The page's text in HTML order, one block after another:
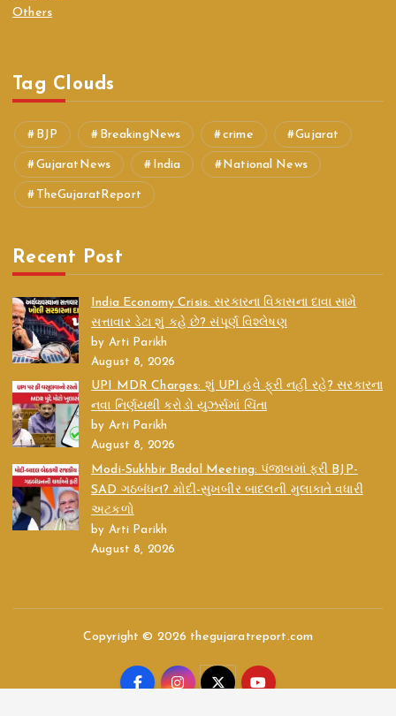
Others
Tag Clouds
BJP BreakingNews crime Gujarat
GujaratNews India National News
TheGujaratReport
Recent Post
India Economy Crisis: સરકારના વિકાસના દાવા સામે
સત્તાવાર ડેટા શું કહે છે? સંપૂર્ણ વિશ્લેષણ
by Arti Parikh
August 8, 2026
UPI MDR Charges: શું UPI હવે ફ્રી નહીં રહે? સરકારના
નવા નિર્ણયથી કરોડો યુઝર્સમાં ચિંતા
by Arti Parikh
August 8, 2026
Modi-Sukhbir Badal Meeting: પંજાબમાં ફરી BJP-
SAD ગઠબંધન? મોદી-સુખબીર બાદલની મુલાકાતે વધારી
અટકળો
by Arti Parikh
August 8, 2026
Copyright © 2026 thegujaratreport.com